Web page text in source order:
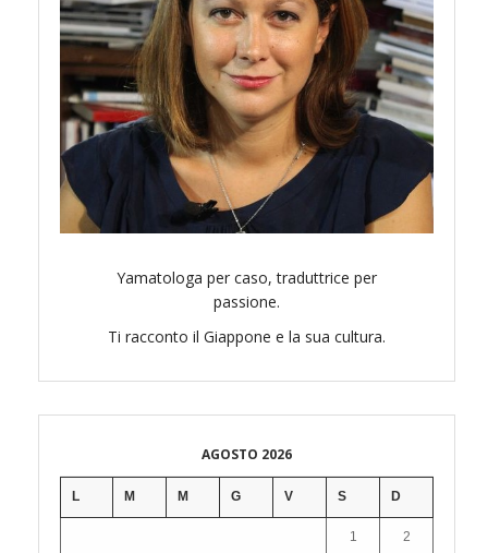
Yamatologa per caso, traduttrice per
passione.
Ti racconto il Giappone e la sua cultura.
AGOSTO 2026
L M M G V S D
1 2